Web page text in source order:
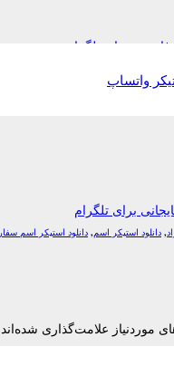
واتساپ
برای تلگرام
برای تلگرام
, دانلود استیکر اسم, دانلود استیکر اسم
موردنیاز علامت‌گذاری شده‌اند